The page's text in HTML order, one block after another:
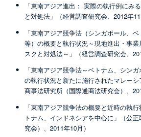
「東南アジア進出： 実際の執行例にみ
と対処法」（経営調査研究会、2012年11
「東南アジア競争法（シンガポール、
等）の概要と執行状況～現地進出・事
スクと対処法～」（経営調査研究会、
「東南アジア競争法～ベトナム、シン
の執行状況と新たに施行されたマレー
商事法研究所（国際通商法研究会）、
「東南アジア競争法の概要と近時の執
トナム、インドネシアを中心に」（公
究会）、2011年10月）